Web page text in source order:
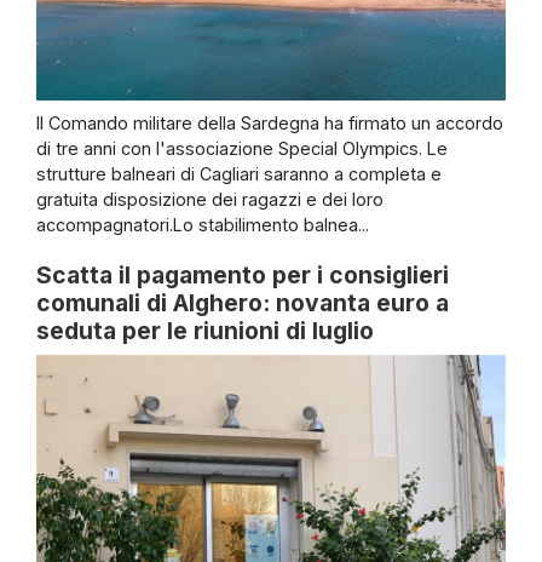
Il Comando militare della Sardegna ha firmato un accordo
di tre anni con l'associazione Special Olympics. Le
strutture balneari di Cagliari saranno a completa e
gratuita disposizione dei ragazzi e dei loro
accompagnatori.Lo stabilimento balnea...
Scatta il pagamento per i consiglieri
comunali di Alghero: novanta euro a
seduta per le riunioni di luglio